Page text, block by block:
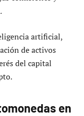
artificial,
de activos
del capital
en